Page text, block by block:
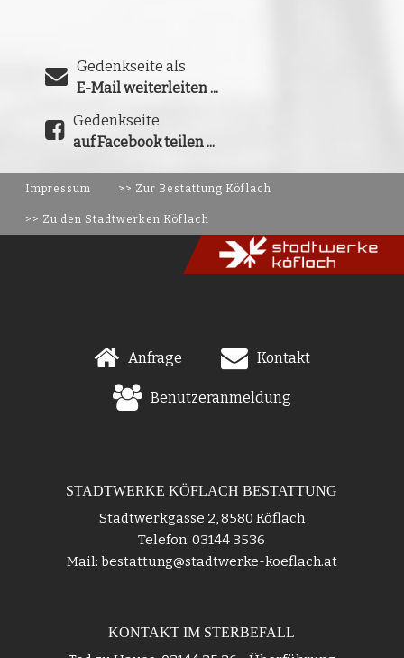
Gedenkseite als
E-Mail weiterleiten ...
Gedenkseite
auf Facebook teilen ...
Impressum >> Zur Bestattung Köflach
>> Zu den Stadtwerken Köflach
Anfrage Kontakt
Benutzeranmeldung
STADTWERKE KÖFLACH BESTATTUNG
Stadtwerkgasse 2, 8580 Köflach
Telefon: 03144 3536
Mail: bestattung@stadtwerke-koeflach.at
KONTAKT IM STERBEFALL